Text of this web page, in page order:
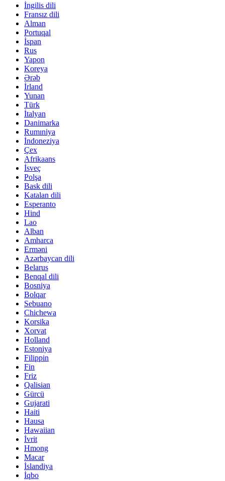
İngilis dili
Fransız dili
Alman
Portuqal
İspan
Rus
Yapon
Koreya
Ərəb
İrland
Yunan
Türk
İtalyan
Danimarka
Rumıniya
İndoneziya
Çex
Afrikaans
İsveç
Polşa
Bask dili
Katalan dili
Esperanto
Hind
Lao
Alban
Amharca
Erməni
Azərbaycan dili
Belarus
Benqal dili
Bosniya
Bolqar
Sebuano
Chichewa
Korsika
Xorvat
Holland
Estoniya
Filippin
Fin
Friz
Qalisian
Gürcü
Gujarati
Haiti
Hausa
Hawaiian
İvrit
Hmong
Macar
İslandiya
İqbo